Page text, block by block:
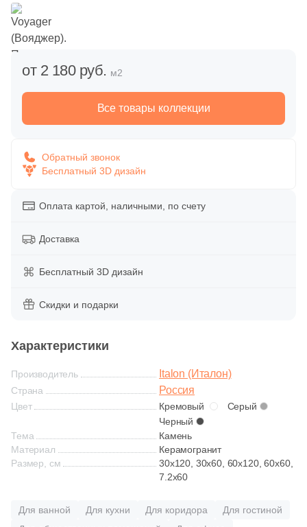
Вакансии
Сотрудничество
пн-пт 10:00-19:00
Обои
Уличные декоративные изделия
Сопутствующие товары
Напольная
Декоративные элементы
Напольные вставки
Бордюры
Тип поверхности
Глянцевая
Матовая
Глазурованная глянцевая
Глазурованная матовая
Лаппатированная
Полированная
Характеристики
Производитель Italon (Италон)
Страна Россия
Цвет Кремовый
Серый
Черный
Тема
Камень
Материал
Керамогранит
Размер, см
30x120, 30x60, 60x120, 60x60,
7.2x60
Для ванной Для кухни Для коридора
Для гостиной
от 2 180 руб. м2
Все товары коллекции
Обратный звонок
Бесплатный 3D дизайн
Оплата картой, наличными, по счету
Доставка
Бесплатный 3D дизайн
Скидки и подарки